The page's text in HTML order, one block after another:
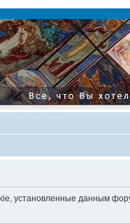
установленные данным